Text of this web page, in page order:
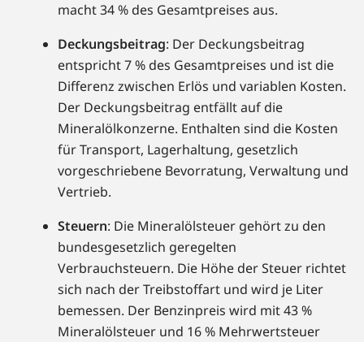
macht 34 % des Gesamtpreises aus.
Deckungsbeitrag: Der Deckungsbeitrag
entspricht 7 % des Gesamtpreises und ist die
Differenz zwischen Erlös und variablen Kosten.
Der Deckungsbeitrag entfällt auf die
Mineralölkonzerne. Enthalten sind die Kosten
für Transport, Lagerhaltung, gesetzlich
vorgeschriebene Bevorratung, Verwaltung und
Vertrieb.
Steuern: Die Mineralölsteuer gehört zu den
bundesgesetzlich geregelten
Verbrauchsteuern. Die Höhe der Steuer richtet
sich nach der Treibstoffart und wird je Liter
bemessen. Der Benzinpreis wird mit 43 %
Mineralölsteuer und 16 % Mehrwertsteuer